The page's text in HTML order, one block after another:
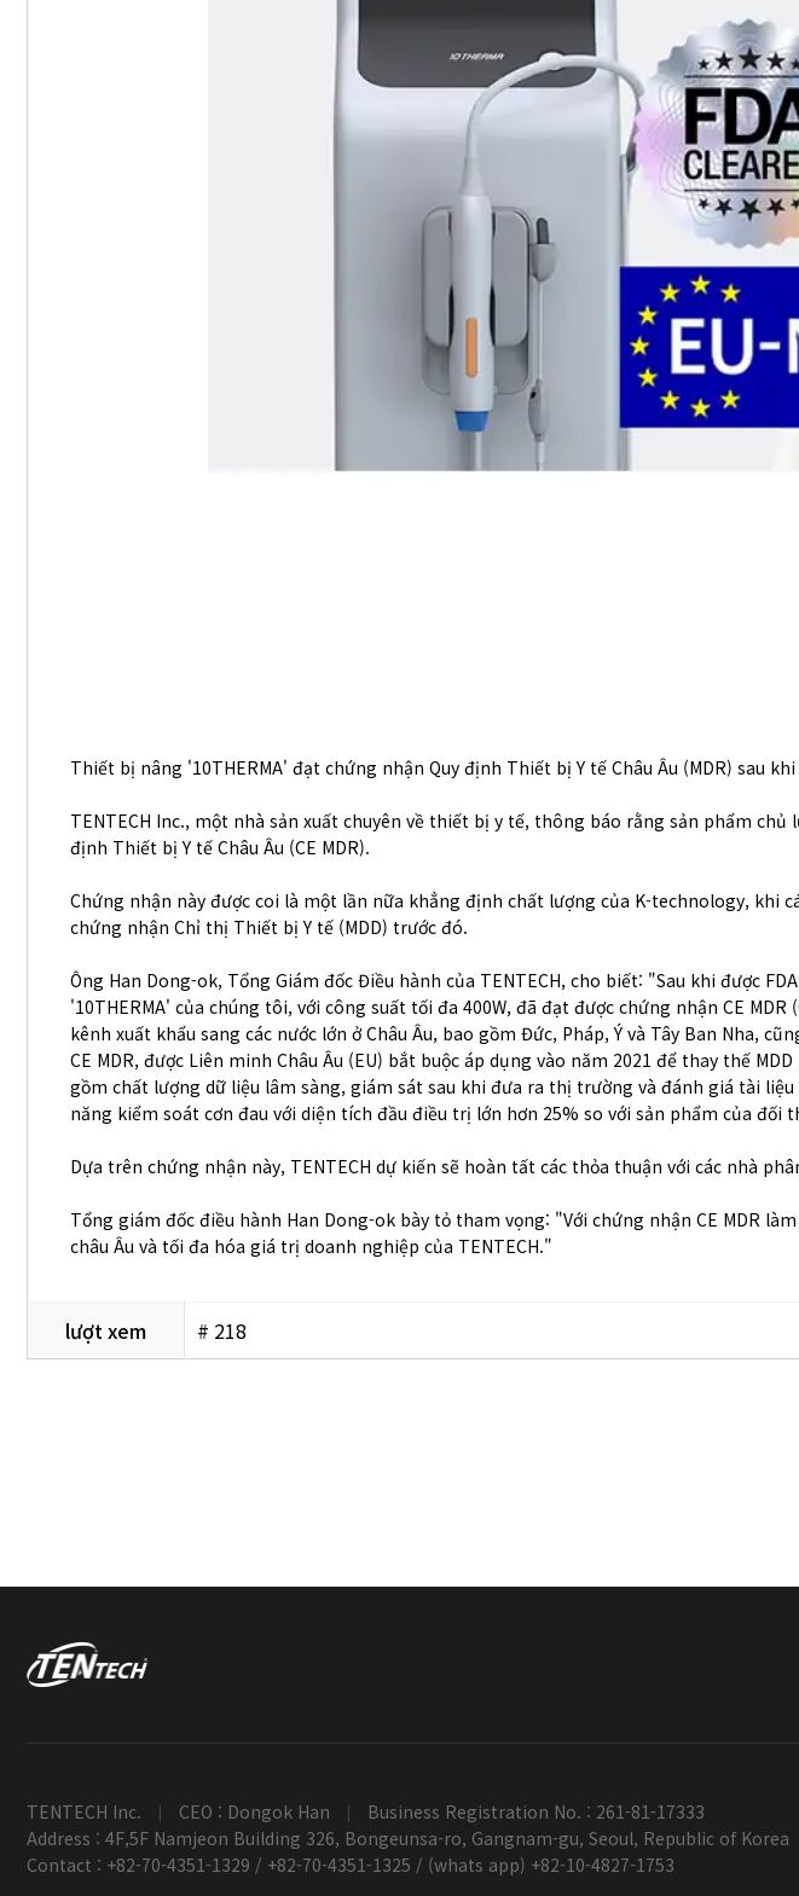
Thiết bị nâng '10THERMA' đạt chứng nhận Quy định Thiết bị Y tế Châu Âu (MDR) sau
TENTECH Inc., một nhà sản xuất chuyên về thiết bị y tế, thông báo rằng sản phẩm
định Thiết bị Y tế Châu Âu (CE MDR).
Chứng nhận này được coi là một lần nữa khẳng định chất lượng của K-technology, khi
chứng nhận Chỉ thị Thiết bị Y tế (MDD) trước đó.
Ông Han Dong-ok, Tổng Giám đốc Điều hành của TENTECH, cho biết: "Sau khi được
'10THERMA' của chúng tôi, với công suất tối đa 400W, đã đạt được chứng nhận CE
kênh xuất khẩu sang các nước lớn ở Châu Âu, bao gồm Đức, Pháp, Ý và Tây Ban Nha,
CE MDR, được Liên minh Châu Âu (EU) bắt buộc áp dụng vào năm 2021 để thay thế
gồm chất lượng dữ liệu lâm sàng, giám sát sau khi đưa ra thị trường và đánh giá tài
năng kiểm soát cơn đau với diện tích đầu điều trị lớn hơn 25% so với sản phẩm của đối
Dựa trên chứng nhận này, TENTECH dự kiến ​​sẽ hoàn tất các thỏa thuận với các nhà
Tổng giám đốc điều hành Han Dong-ok bày tỏ tham vọng: "Với chứng nhận CE MDR
châu Âu và tối đa hóa giá trị doanh nghiệp của TENTECH."
lượt xem # 218
TENTECH Inc. | CEO : Dongok Han |
Business Registration No. : 261-81-17333
Address : 4F,5F Namjeon Building 326, Bongeunsa-ro, Gangnam-gu, Seoul, Republic of Korea
Contact : +82-70-4351-1329 / +82-70-4351-1325 / (whats app) +82-10-4827-1753